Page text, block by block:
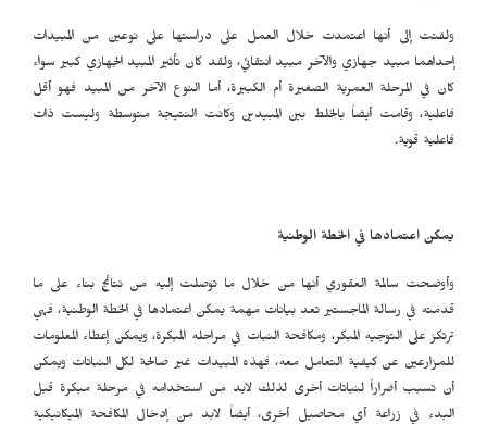
ولفتت إلى أنها اعتمدت خلال العمل على دراستها على نوعين من المبيدات
إحداهما مبيد جهازي والآخر مبيد انتقائي، ولقد كان تأثير المبيد الجهازي كبير سواء
كان في المرحلة العمرية الصغيرة أم الكبيرة، أما النوع الآخر من المبيد فهو أقل
فاعلية، وقامت أيضاً بالخلط بين المبيدين وكانت النتيجة متوسطة وليست ذات
فاعلية قوية.
يمكن اعتمادها في الخطة الوطنية
وأوضحت سالمة العقوري أنها من خلال ما توصلت إليه من نتائج بناء على ما
قدمته في رسالة الماجستير تعد بيانات مهمة يمكن اعتمادها في الخطة الوطنية، فهي
ترتكز على التوجيه المبكر، ومكافحة النبات في مراحله المبكرة، ويمكن إعطاء المعلومات
للمزارعين عن كيفية التعامل معه، فهذه المبيدات غير صالحة لكل النباتات ويمكن
أن تسبب أضراراً لنباتات أخرى لذلك لابد من استخدامه في مرحلة مبكرة قبل
البدء في زراعة أي محاصيل أخرى، أيضاً لابد من إدخال المكافحة الميكانيكية